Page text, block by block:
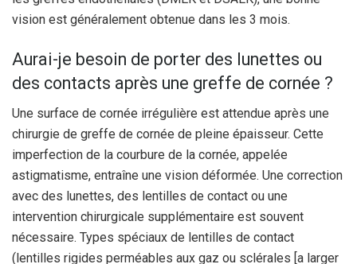
vision est généralement obtenue dans les 3 mois.
Aurai-je besoin de porter des lunettes ou
des contacts après une greffe de cornée ?
Une surface de cornée irrégulière est attendue après une
chirurgie de greffe de cornée de pleine épaisseur. Cette
imperfection de la courbure de la cornée, appelée
astigmatisme, entraîne une vision déformée. Une correction
avec des lunettes, des lentilles de contact ou une
intervention chirurgicale supplémentaire est souvent
nécessaire. Types spéciaux de lentilles de contact
(lentilles rigides perméables aux gaz ou sclérales [a larger